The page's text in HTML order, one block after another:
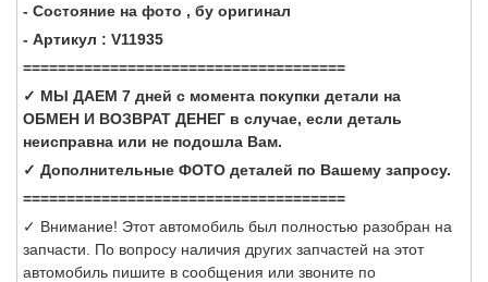
- Состояние на фото , бу оригинал
- Артикул : V11935
=====================================
✓ МЫ ДАЕМ 7 дней с момента покупки детали на
ОБМЕН И ВОЗВРАТ ДЕНЕГ в случае, если деталь
неисправна или не подошла Вам.
✓ Дополнительные ФОТО деталей по Вашему запросу.
=====================================
✓ Внимание! Этот автомобиль был полностью разобран на
запчасти. По вопросу наличия других запчастей на этот
автомобиль пишите в сообщения или звоните по